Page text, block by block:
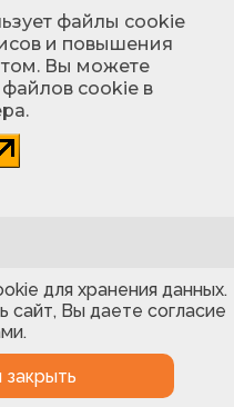
файлы cookie
и повышения
Вы можете
cookie в
для хранения данных.
сайт, Вы даете согласие
закрыть